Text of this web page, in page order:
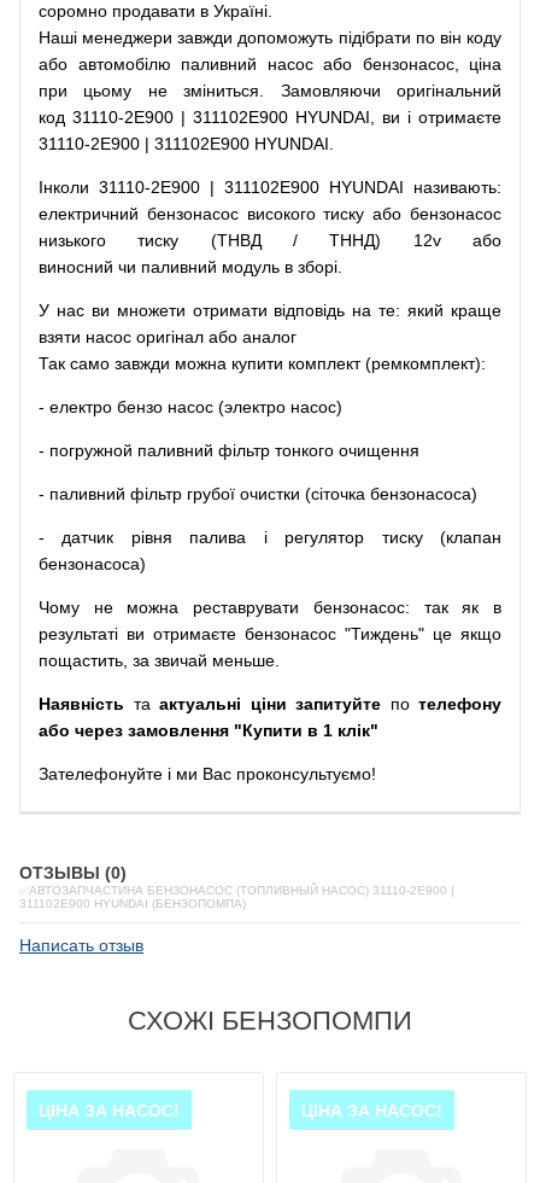
соромно продавати в Україні.
Наші менеджери завжди допоможуть підібрати по він коду
або автомобілю паливний насос або бензонасос,
ціна
при
цьому не зміниться Замовляючи
оригінальний
код 31110-2E900 | 311102E900 HYUNDAI, ви і отримаєте
31110-2E900 | 311102E900 HYUNDAI.
Інколи 31110-2E900 | 311102E900 HYUNDAI називають:
електричний бензонасос високого тиску або бензонасос
низького
тиску (ТНВД / ТННД) 12v
або
виносний чи паливний модуль в зборі
У нас ви множети отримати відповідь на те: який краще
взяти насос оригінал або аналог
Так само завжди можна купити комплект (ремкомплект):
- електро бензо насос (электро насос)
- погружной паливний фільтр тонкого очищення
- паливний фільтр грубої очистки (сіточка бензонасоса)
- датчик рівня палива і регулятор тиску (клапан
бензонасоса)
Чому не можна реставрувати бензонасос: так як
в
результаті ви отримаєте бензонасос "Тиждень" це якщо
пощастить, за звичай меньше.
Наявність та актуальні ціни запитуйте по телефону
або через замовлення "Купити в 1 клік"
Зателефонуйте і ми Вас проконсультуємо!
ОТЗЫВЫ (0)
✅АВТОЗАПЧАСТИНА БЕНЗОНАСОС (ТОПЛИВНЫЙ НАСОС) 31110-2E900 |
311102E900 HYUNDAI (БЕНЗОПОМПА)
Написать отзыв
СХОЖІ БЕНЗОПОМПИ
ЦІНА ЗА НАСОС! ЦІНА ЗА НАСОС!